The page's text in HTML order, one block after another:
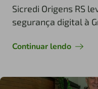
Sicredi Origens RS
segurança digital à
Continuar lendo